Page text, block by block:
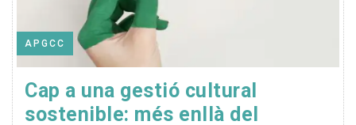
APGCC
Cap a una gestió cultural
sostenible: més enllà del